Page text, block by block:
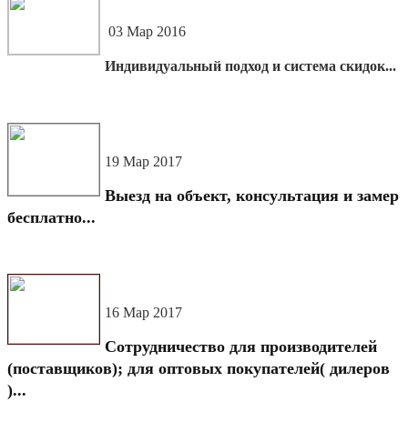
03 Мар 2016
Индивидуальный подход и система скидок...
19 Мар 2017
Выезд на объект, консультация и замер
бесплатно...
16 Мар 2017
Сотрудничество для производителей
(поставщиков); для оптовых покупателей( дилеров
)...